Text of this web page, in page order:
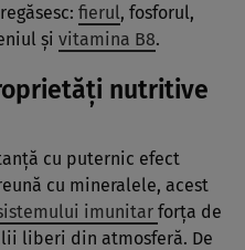
fierul, fosforul,
şi vitamina B8.
nutritive
cu puternic efect
cu mineralele, acest
imunitar forţa de
liberi din atmosferă. De